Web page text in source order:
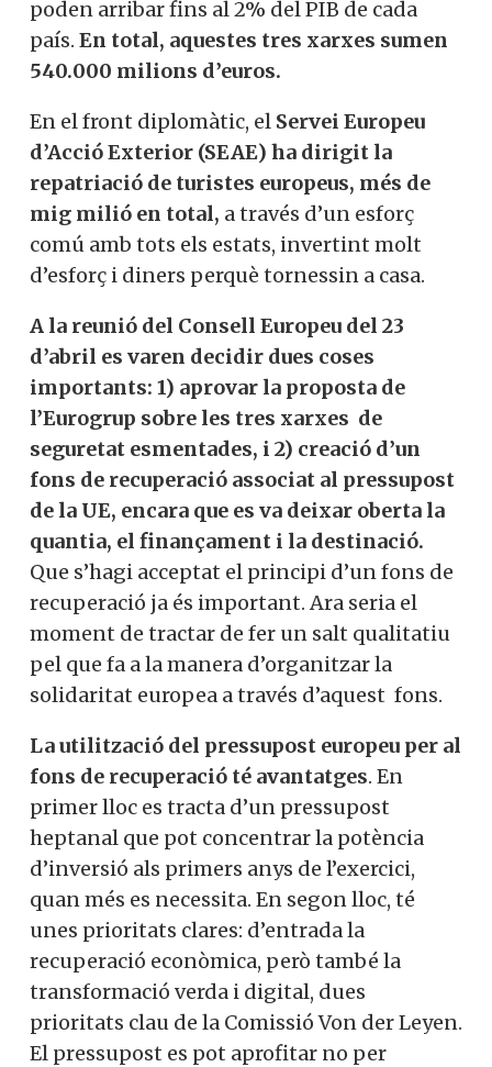
poden arribar fins al 2% del PIB de cada
país. En total, aquestes tres xarxes sumen
540.000 milions d’euros.
En el front diplomàtic, el Servei Europeu
d’Acció Exterior (SEAE) ha dirigit la
repatriació de turistes europeus, més de
mig milió en total, a través d’un esforç
comú amb tots els estats, invertint molt
d’esforç i diners perquè tornessin a casa.
A la reunió del Consell Europeu del 23
d’abril es varen decidir dues coses
importants: 1) aprovar la proposta de
l’Eurogrup sobre les tres xarxes de
seguretat esmentades, i 2) creació d’un
fons de recuperació associat al pressupost
de la UE, encara que es va deixar oberta la
quantia, el finançament i la destinació.
Que s’hagi acceptat el principi d’un fons de
recuperació ja és important. Ara seria el
moment de tractar de fer un salt qualitatiu
pel que fa a la manera d’organitzar la
solidaritat europea a través d’aquest fons.
La utilització del pressupost europeu per al
fons de recuperació té avantatges. En
primer lloc es tracta d’un pressupost
heptanal que pot concentrar la potència
d’inversió als primers anys de l’exercici,
quan més es necessita. En segon lloc, té
unes prioritats clares: d’entrada la
recuperació econòmica, però també la
transformació verda i digital, dues
prioritats clau de la Comissió Von der Leyen.
El pressupost es pot aprofitar no per